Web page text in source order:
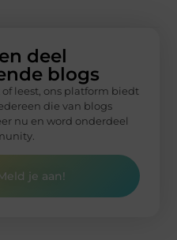
deel
blogs
leest, ons platform biedt
die van blogs
nu en word onderdeel
je aan!